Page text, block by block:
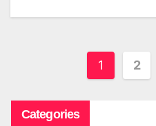
1 2
Categories